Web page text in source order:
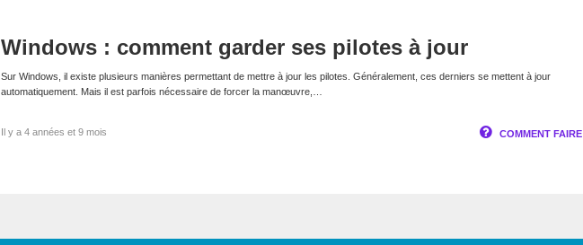
Windows : comment garder ses pilotes à jour
Sur Windows, il existe plusieurs manières permettant de mettre à jour les pilotes. Généralement, ces derniers se mettent à jour
automatiquement. Mais il est parfois nécessaire de forcer la manœuvre,…
Il y a 4 années et 9 mois COMMENT FAIRE